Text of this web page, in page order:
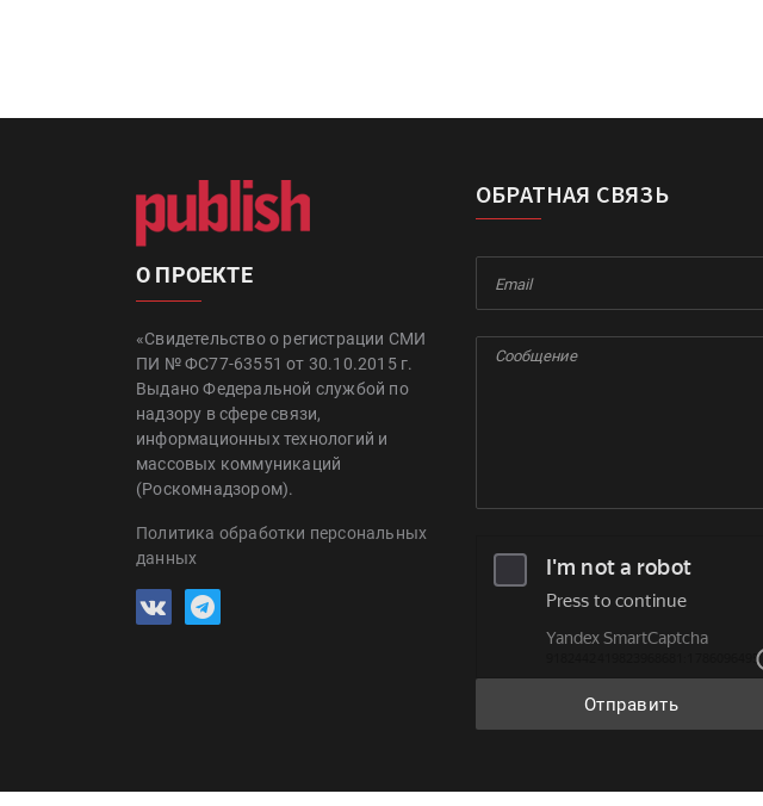
О ПРОЕКТЕ
«Свидетельство о регистрации СМИ
ПИ № ФС77-63551 от 30.10.2015 г.
Выдано Федеральной службой по
надзору в сфере связи,
информационных технологий и
массовых коммуникаций
(Роскомнадзором).
Политика обработки персональных
данных
ОБРАТНАЯ СВЯЗЬ
Отправить